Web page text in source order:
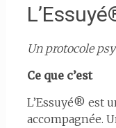
Un protocole
Ce que c’est
L’Essuyé® est
accompagnée.